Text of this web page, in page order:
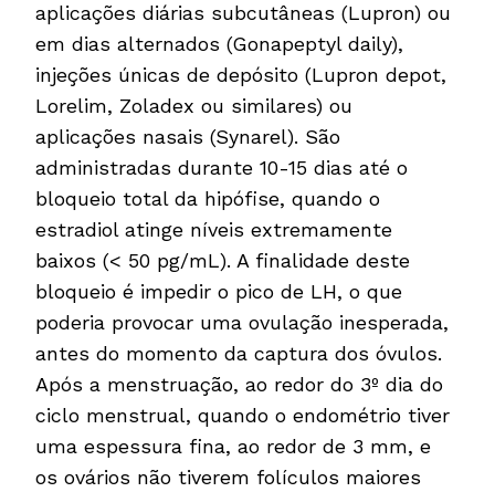
aplicações diárias subcutâneas (Lupron) ou
em dias alternados (Gonapeptyl daily),
injeções únicas de depósito (Lupron depot,
Lorelim, Zoladex ou similares) ou
aplicações nasais (Synarel). São
administradas durante 10-15 dias até o
bloqueio total da hipófise, quando o
estradiol atinge níveis extremamente
baixos (< 50 pg/mL). A finalidade deste
bloqueio é impedir o pico de LH, o que
poderia provocar uma ovulação inesperada,
antes do momento da captura dos óvulos.
Após a menstruação, ao redor do 3º dia do
ciclo menstrual, quando o endométrio tiver
uma espessura fina, ao redor de 3 mm, e
os ovários não tiverem folículos maiores